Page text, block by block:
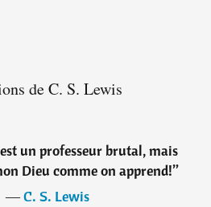
de C. S. Lewis
un professeur brutal, mais
Dieu comme on apprend!”
―C. S. Lewis